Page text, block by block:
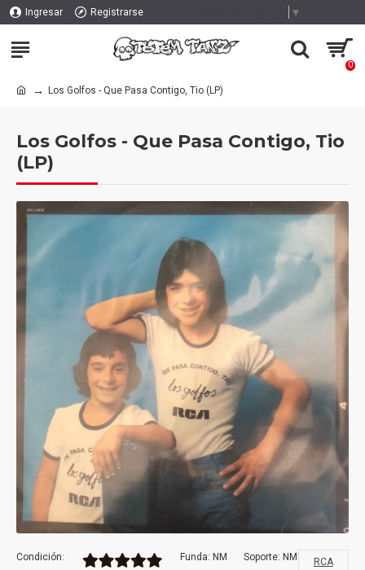
Ingresar Registrarse ▼
0
Los Golfos - Que Pasa Contigo, Tio (LP)
Los Golfos - Que Pasa Contigo, Tio
(LP)
Condición: Funda: NM Soporte: NM
RCA